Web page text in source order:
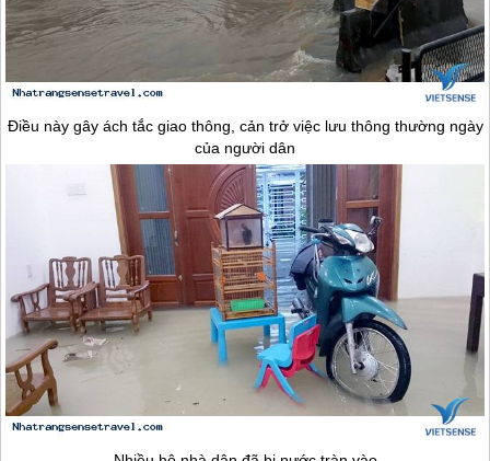
Điều này gây ách tắc giao thông, cản trở việc lưu thông thường ngày
của người dân